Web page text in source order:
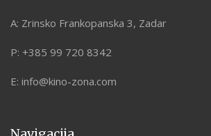
A: Zrinsko Frankopanska 3, Zadar
P: +385 99 720 8342
E: info@kino-zona.com